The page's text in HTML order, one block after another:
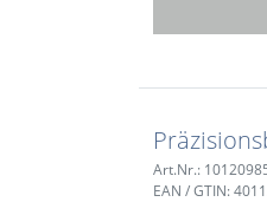
Art.Nr.:
EAN / GTIN: